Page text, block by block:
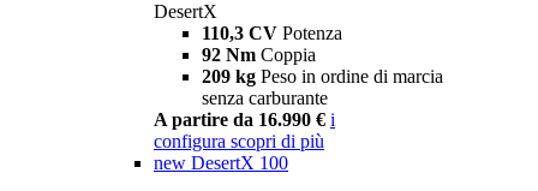
DesertX
110,3 CV Potenza
92 Nm Coppia
209 kg Peso in ordine di marcia
senza carburante
A partire da 16.990 € i
configura scopri di più
new DesertX 100